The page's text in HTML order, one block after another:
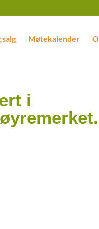
salg Møtekalender
i